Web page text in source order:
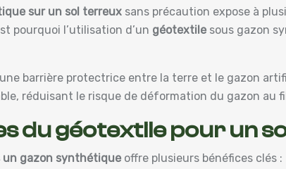
sur un sol terreux sans précaution expose à
pourquoi l’utilisation d’un géotextile sous gazon
barrière protectrice entre la terre et le gazon
réduisant le risque de déformation du gazon au
du géotextile pour un
un gazon synthétique offre plusieurs bénéfices clés :